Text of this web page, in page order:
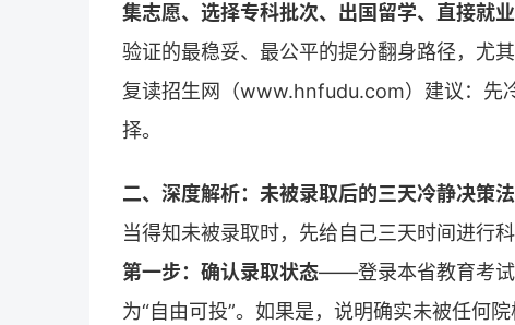
集志愿、选择专科批次、出国留学、直接就
验证的最稳妥、最公平的提分翻身路径，尤
复读招生网（www.hnfudu.com）建议：先
择。
二、深度解析：未被录取后的三天冷静决策法
当得知未被录取时，先给自己三天时间进行
第一步：确认录取状态——登录本省教育考试
为“自由可投”。如果是，说明确实未被任何